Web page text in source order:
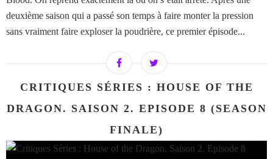
deuxième saison qui a passé son temps à faire monter la pression
sans vraiment faire exploser la poudrière, ce premier épisode...
CRITIQUES SÉRIES : HOUSE OF THE
DRAGON. SAISON 2. EPISODE 8 (SEASON
FINALE)